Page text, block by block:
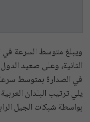
الثانية، وعلى صعيد الدول
يلي ترتيب البلدان
بواسطة شبكات الجيل